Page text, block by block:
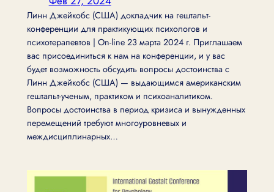
Линн Джейкобс (США) докладчик на гештальт-
конференции для практикующих психологов и
психотерапевтов | On-line 23 марта 2024 г. Приглашаем
вас присоединиться к нам на конференции, и у вас
будет возможность обсудить вопросы достоинства с
Линн Джейкобс (США) — выдающимся американским
гештальт-ученым, практиком и психоаналитиком.
Вопросы достоинства в период кризиса и вынужденных
перемещений требуют многоуровневых и
междисциплинарных…